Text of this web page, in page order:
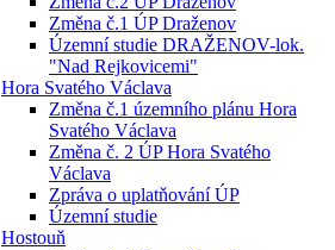
Změna č.1 ÚP Draženov
Územní studie DRAŽENOV-lok.
"Nad Rejkovicemi"
Hora Svatého Václava
Změna č.1 územního plánu Hora
Svatého Václava
Změna č. 2 ÚP Hora Svatého
Václava
Zpráva o uplatňování ÚP
Územní studie
Hostouň